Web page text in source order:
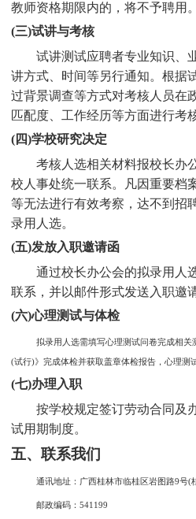
教师资格期限内的，将不予聘用。
(三)试讲与考核
试讲测试应聘者专业知识、
讲方式、时间等另行通知。根据
过背景调查等方式对考核人员在
匹配度、工作经历等方面进行考核
(四)学校研究决定
考核人选相关材料报校长办
校人事处统一联系。凡因重要档
等无法进行有效考察，达不到招
录用人选。
(五)发放入职邀请函
通过校长办公会的拟录用人
联系，并以邮件形式发送入职邀
(六)心理测试与体检
拟录用人选需填写心理测试问卷完成相
(试行)》完成体检并获取盖章体检报告，心理测
(七)办理入职
按学校规定签订劳动合同及
试用期制度。
五、联系我们
通讯地址：广西桂林市临桂区岩图路9号(
邮政编码： 541199